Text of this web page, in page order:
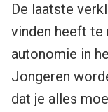
De laatste
vinden heeft te
autonomie in
Jongeren
dat je alles